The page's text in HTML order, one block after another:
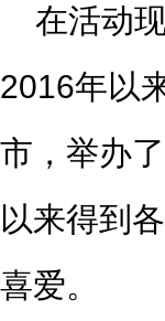
在活动
2016年以
市，举办
以来得到
喜爱。